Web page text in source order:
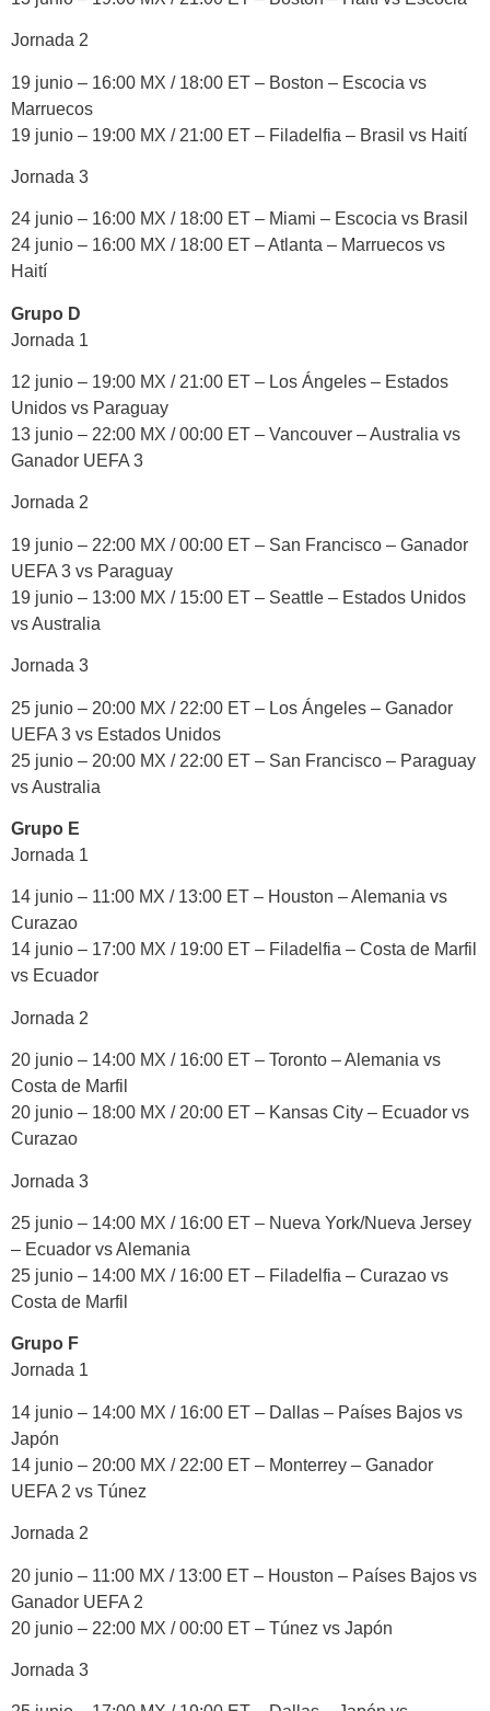
Jornada 2
19 junio – 16:00 MX / 18:00 ET – Boston – Escocia vs
Marruecos
19 junio – 19:00 MX / 21:00 ET – Filadelfia – Brasil vs Haití
Jornada 3
24 junio – 16:00 MX / 18:00 ET – Miami – Escocia vs Brasil
24 junio – 16:00 MX / 18:00 ET – Atlanta – Marruecos vs
Haití
Grupo D
Jornada 1
12 junio – 19:00 MX / 21:00 ET – Los Ángeles – Estados
Unidos vs Paraguay
13 junio – 22:00 MX / 00:00 ET – Vancouver – Australia vs
Ganador UEFA 3
Jornada 2
19 junio – 22:00 MX / 00:00 ET – San Francisco – Ganador
UEFA 3 vs Paraguay
19 junio – 13:00 MX / 15:00 ET – Seattle – Estados Unidos
vs Australia
Jornada 3
25 junio – 20:00 MX / 22:00 ET – Los Ángeles – Ganador
UEFA 3 vs Estados Unidos
25 junio – 20:00 MX / 22:00 ET – San Francisco – Paraguay
vs Australia
Grupo E
Jornada 1
14 junio – 11:00 MX / 13:00 ET – Houston – Alemania vs
Curazao
14 junio – 17:00 MX / 19:00 ET – Filadelfia – Costa de Marfil
vs Ecuador
Jornada 2
20 junio – 14:00 MX / 16:00 ET – Toronto – Alemania vs
Costa de Marfil
20 junio – 18:00 MX / 20:00 ET – Kansas City – Ecuador vs
Curazao
Jornada 3
25 junio – 14:00 MX / 16:00 ET – Nueva York/Nueva Jersey
– Ecuador vs Alemania
25 junio – 14:00 MX / 16:00 ET – Filadelfia – Curazao vs
Costa de Marfil
Grupo F
Jornada 1
14 junio – 14:00 MX / 16:00 ET – Dallas – Países Bajos vs
Japón
14 junio – 20:00 MX / 22:00 ET – Monterrey – Ganador
UEFA 2 vs Túnez
Jornada 2
20 junio – 11:00 MX / 13:00 ET – Houston – Países Bajos vs
Ganador UEFA 2
20 junio – 22:00 MX / 00:00 ET – Túnez vs Japón
Jornada 3